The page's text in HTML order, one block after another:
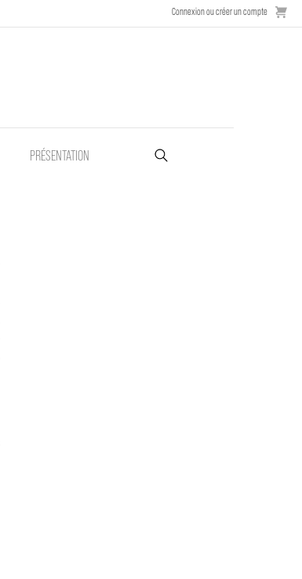
Connexion ou créer un compte
PRÉSENTATION